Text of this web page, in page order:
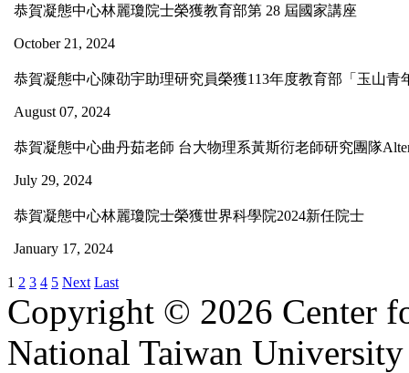
恭賀凝態中心林麗瓊院士榮獲教育部第 28 屆國家講座
October 21, 2024
恭賀凝態中心陳劭宇助理研究員榮獲113年度教育部「玉山青
August 07, 2024
恭賀凝態中心曲丹茹老師 台大物理系黃斯衍老師研究團隊
July 29, 2024
恭賀凝態中心林麗瓊院士榮獲世界科學院2024新任院士
January 17, 2024
1 2 3 4 5 Next Last
Copyright © 2026 Center
National Taiwan University